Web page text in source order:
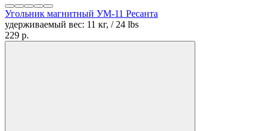
Угольник магнитный УМ-11 Ресанта
удерживаемый вес: 11 кг, / 24 lbs
229 p.